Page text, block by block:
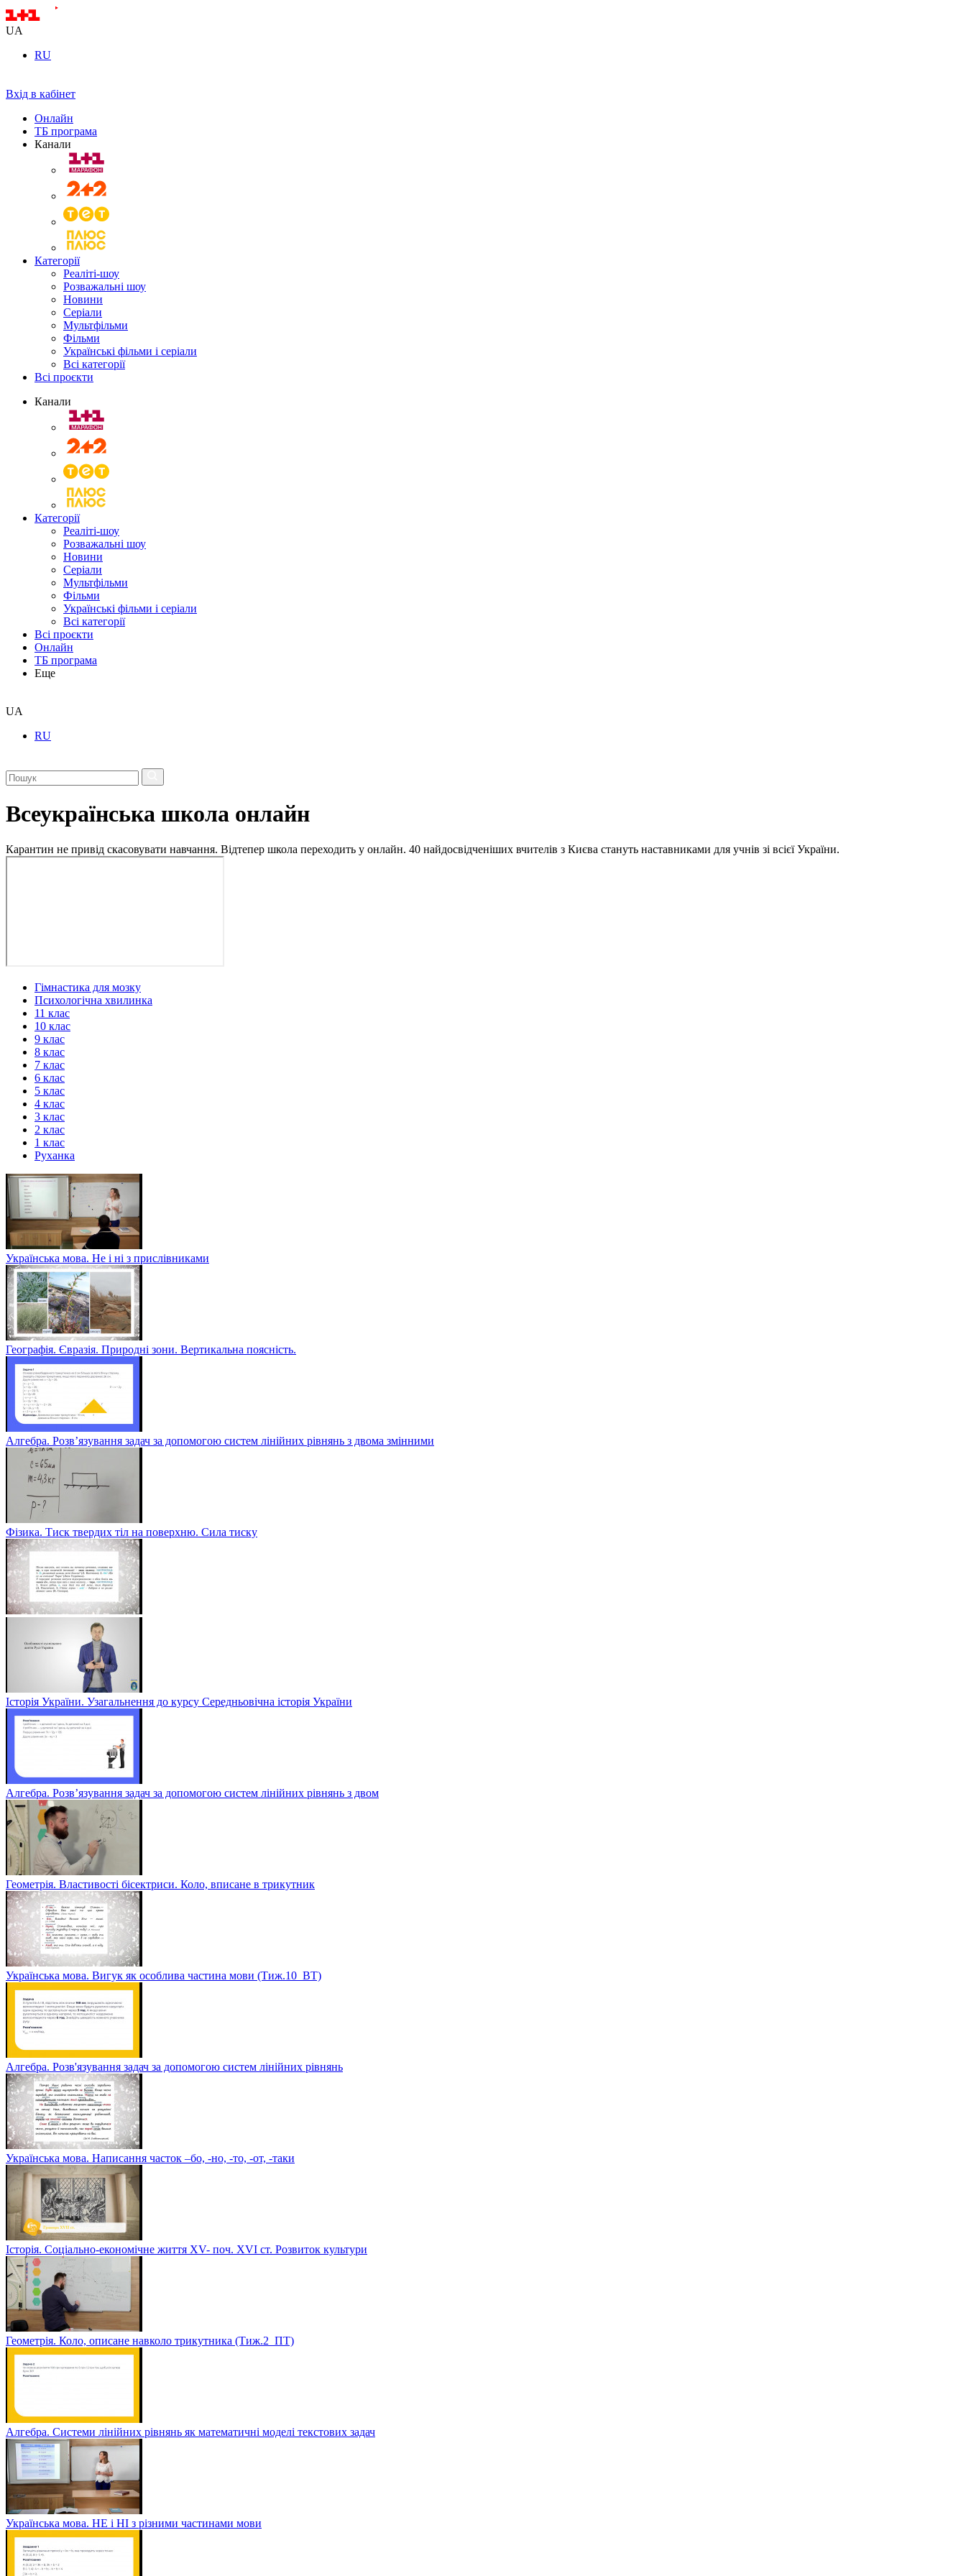
UA
RU
Вхід в кабінет
Онлайн
ТБ програма
Канали
Категорії
Реаліті-шоу
Розважальні шоу
Новини
Серіали
Мультфільми
Фільми
Українські фільми і серіали
Всі категорії
Всі проєкти
Канали
Категорії
Реаліті-шоу
Розважальні шоу
Новини
Серіали
Мультфільми
Фільми
Українські фільми і серіали
Всі категорії
Всі проєкти
Онлайн
ТБ програма
Еще
UA
RU
Всеукраїнська школа онлайн
Карантин не привід скасовувати навчання. Відтепер школа переходить у онлайн. 40 найдосвідченіших вчителів з Києва стануть наставниками для учнів зі всієї України.
Гімнастика для мозку
Психологічна хвилинка
11 клас
10 клас
9 клас
8 клас
7 клас
6 клас
5 клас
4 клас
3 клас
2 клас
1 клас
Руханка
Українська мова. Не і ні з прислівниками
Географія. Євразія. Природні зони. Вертикальна поясність.
Алгебра. Розв’язування задач за допомогою систем лінійних рівнянь з двома змінними
Фізика. Тиск твердих тіл на поверхню. Сила тиску
Історія України. Узагальнення до курсу Середньовічна історія України
Алгебра. Розв’язування задач за допомогою систем лінійних рівнянь з двом
Геометрія. Властивості бісектриси. Коло, вписане в трикутник
Українська мова. Вигук як особлива частина мови (Тиж.10_ВТ)
Алгебра. Розв'язування задач за допомогою систем лінійних рівнянь
Українська мова. Написання часток –бо, -но, -то, -от, -таки
Історія. Соціально-економічне життя XV- поч. XVI ст. Розвиток культури
Геометрія. Коло, описане навколо трикутника (Тиж.2_ПТ)
Алгебра. Системи лінійних рівнянь як математичні моделі текстових задач
Українська мова. НЕ і НІ з різними частинами мови